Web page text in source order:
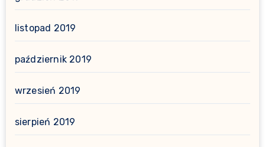
listopad 2019
październik 2019
wrzesień 2019
sierpień 2019